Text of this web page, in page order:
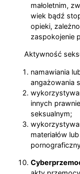
małoletnim,
wiek bądź
opieki,
zaspokojenie
Aktywność
namawiania
angażowania
innych
seksualnym;
materiałów